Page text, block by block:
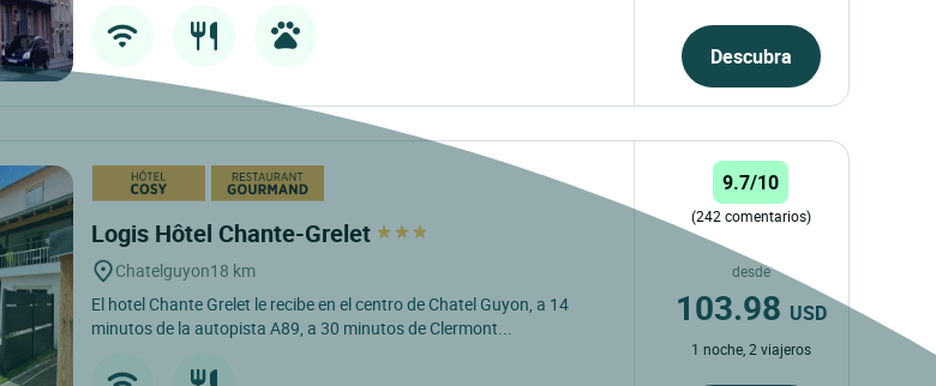
Descubra
Logis Hôtel Chante-Grelet
Chatelguyon18 km
El hotel Chante Grelet le recibe en el centro de Chatel Guyon, a 14
minutos de la autopista A89, a 30 minutos de Clermont...
9.7/10
(242 comentarios)
desde
103.98 USD
1 noche, 2 viajeros